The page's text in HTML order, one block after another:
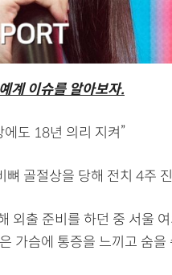
계 이슈를 알아보자.
도 18년 의리 지켜”
골절상을 당해 전치 4주
외출 준비를 하던 중 서울
가슴에 통증을 느끼고 숨을